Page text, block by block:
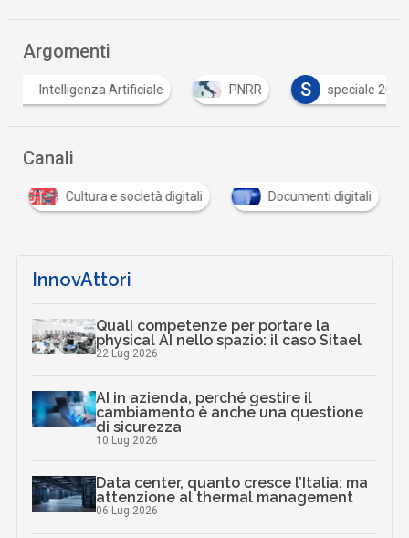
Argomenti
Intelligenza Artificiale PNRR S speciale 2026
Canali
Cultura e società digitali Documenti digitali
InnovAttori
Quali competenze per portare la
physical AI nello spazio: il caso Sitael
22 Lug 2026
AI in azienda, perché gestire il
cambiamento è anche una questione
di sicurezza
10 Lug 2026
Data center, quanto cresce l’Italia: ma
attenzione al thermal management
06 Lug 2026